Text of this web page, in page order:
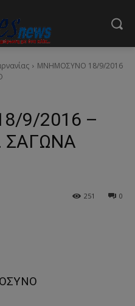
ΜΝΗΜΟΣΥΝΟ 18/9/2016
9/2016 –
ΣΑΓΩΝΑ
0
251